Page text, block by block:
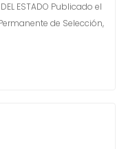
ESTADO Publicado el
de Selección,